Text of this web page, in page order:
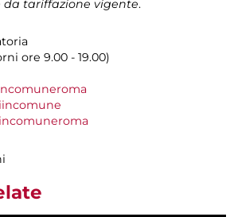
da tariffazione vigente.
ore 9.00 - 19.00)